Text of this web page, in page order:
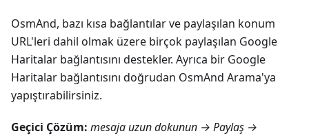
OsmAnd, bazı kısa bağlantılar ve paylaşılan konum
URL'leri dahil olmak üzere birçok paylaşılan Google
Haritalar bağlantısını destekler. Ayrıca bir Google
Haritalar bağlantısını doğrudan OsmAnd Arama'ya
yapıştırabilirsiniz.
Geçici Çözüm: mesaja uzun dokunun → Paylaş →